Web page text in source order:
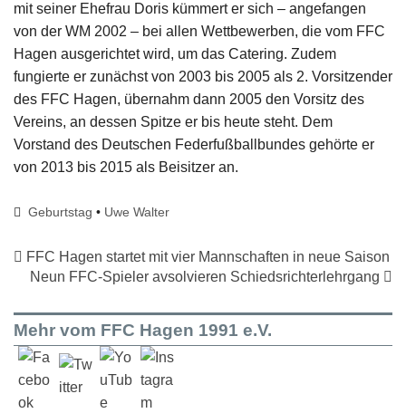
mit seiner Ehefrau Doris kümmert er sich – angefangen
von der WM 2002 – bei allen Wettbewerben, die vom FFC
Hagen ausgerichtet wird, um das Catering. Zudem
fungierte er zunächst von 2003 bis 2005 als 2. Vorsitzender
des FFC Hagen, übernahm dann 2005 den Vorsitz des
Vereins, an dessen Spitze er bis heute steht. Dem
Vorstand des Deutschen Federfußballbundes gehörte er
von 2013 bis 2015 als Beisitzer an.
Geburtstag • Uwe Walter
FFC Hagen startet mit vier Mannschaften in neue Saison
Neun FFC-Spieler avsolvieren Schiedsrichterlehrgang
Mehr vom FFC Hagen 1991 e.V.